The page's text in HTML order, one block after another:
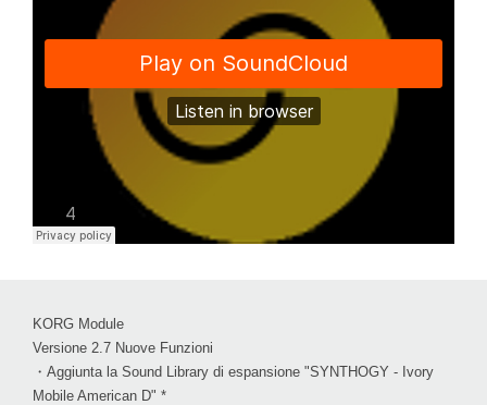
KORG Module
Versione 2.7 Nuove Funzioni
・Aggiunta la Sound Library di espansione "SYNTHOGY - Ivory
Mobile American D" *